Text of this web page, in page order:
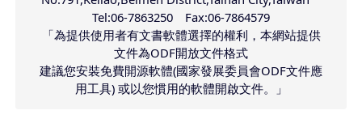
Tel:06-7863250 Fax:06-7864579
「為提供使用者有文書軟體選擇的權利，本網站提供
文件為ODF開放文件格式
建議您安裝免費開源軟體(國家發展委員會ODF文件應
用工具) 或以您慣用的軟體開啟文件。」